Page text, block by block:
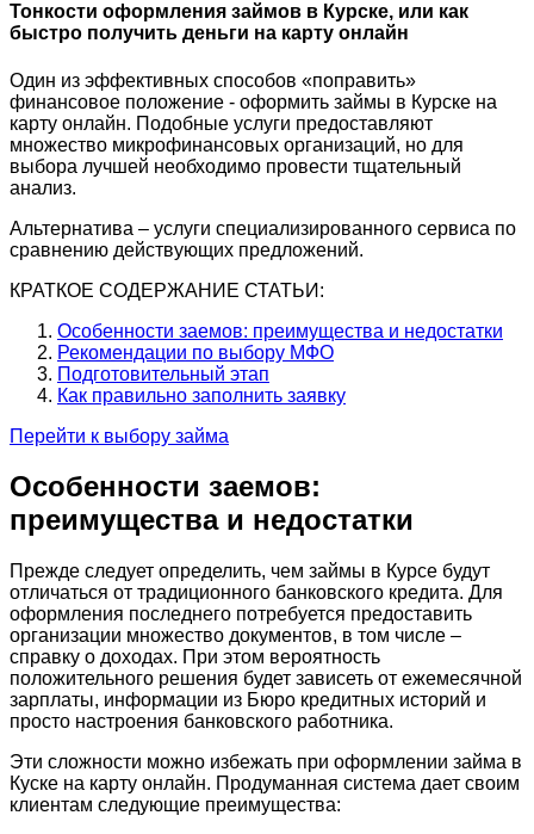
Тонкости оформления займов в Курске, или как
быстро получить деньги на карту онлайн
Один из эффективных способов «поправить»
финансовое положение - оформить займы в Курске на
карту онлайн. Подобные услуги предоставляют
множество микрофинансовых организаций, но для
выбора лучшей необходимо провести тщательный
анализ.
Альтернатива – услуги специализированного сервиса по
сравнению действующих предложений.
КРАТКОЕ СОДЕРЖАНИЕ СТАТЬИ:
Особенности заемов: преимущества и недостатки
Рекомендации по выбору МФО
Подготовительный этап
Как правильно заполнить заявку
Перейти к выбору займа
Особенности заемов:
преимущества и недостатки
Прежде следует определить, чем займы в Курсе будут
отличаться от традиционного банковского кредита. Для
оформления последнего потребуется предоставить
организации множество документов, в том числе –
справку о доходах. При этом вероятность
положительного решения будет зависеть от ежемесячной
зарплаты, информации из Бюро кредитных историй и
просто настроения банковского работника.
Эти сложности можно избежать при оформлении займа в
Куске на карту онлайн. Продуманная система дает своим
клиентам следующие преимущества: